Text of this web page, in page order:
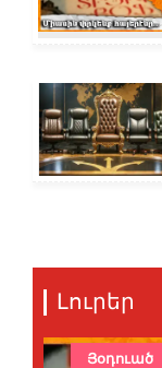
Լուրեր
Յօդուած